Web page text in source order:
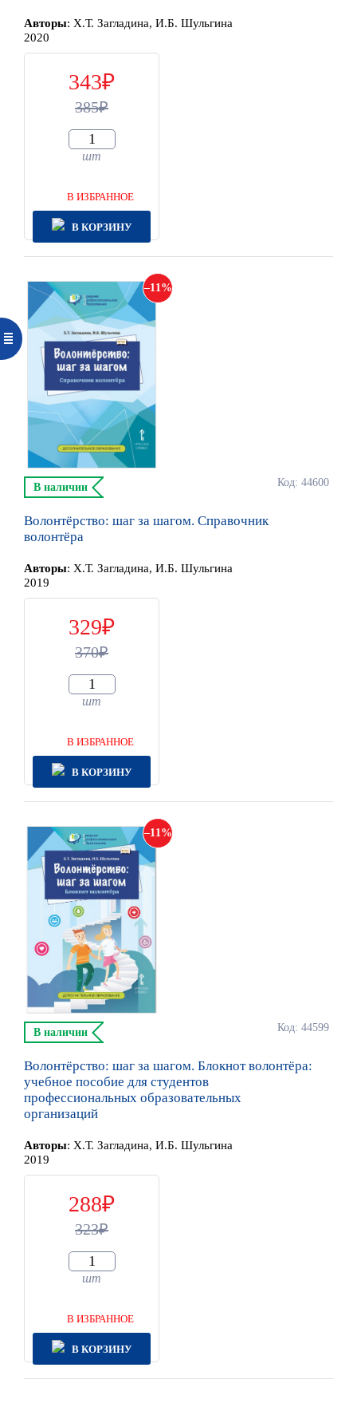
Авторы: Х.Т. Загладина, И.Б. Шульгина
2020
343
385
шт
В ИЗБРАННОЕ
В КОРЗИНУ
11
Код: 44600
В наличии
Волонтёрство: шаг за шагом. Справочник
волонтёра
Авторы: Х.Т. Загладина, И.Б. Шульгина
2019
329
370
шт
В ИЗБРАННОЕ
В КОРЗИНУ
11
Код: 44599
В наличии
Волонтёрство: шаг за шагом. Блокнот волонтёра:
учебное пособие для студентов
профессиональных образовательных
организаций
Авторы: Х.Т. Загладина, И.Б. Шульгина
2019
288
323
шт
В ИЗБРАННОЕ
В КОРЗИНУ